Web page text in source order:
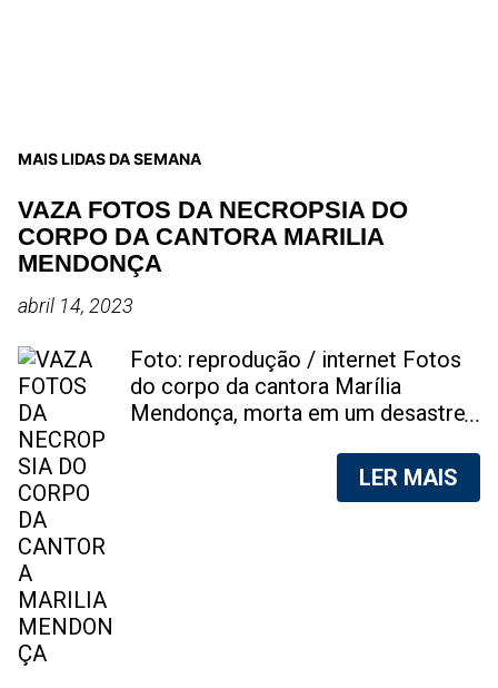
MAIS LIDAS DA SEMANA
VAZA FOTOS DA NECROPSIA DO
CORPO DA CANTORA MARILIA
MENDONÇA
abril 14, 2023
Foto: reprodução / internet Fotos
do corpo da cantora Marília
Mendonça, morta em um desastre
foram vazadas na internet. A
divulgação de fotos do corpo de
LER MAIS